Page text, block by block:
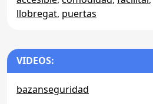
llobregat, puertas
VIDEOS:
bazanseguridad